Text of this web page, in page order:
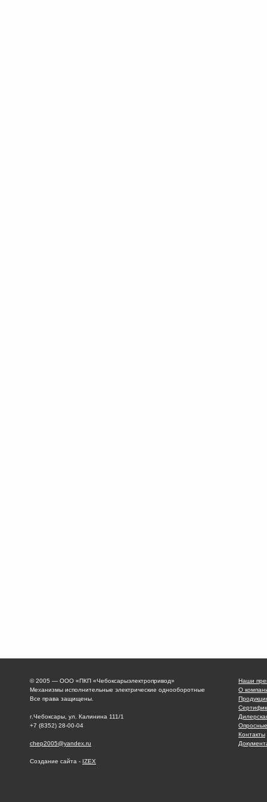
© 2005 — ООО «ПКП «Чебоксарыэлектропривод»
Механизмы исполнительные электрические однооборотные
Все права защищены.
г.Чебоксары, ул. Калинина 111/1
+7 (8352) 28-00-04
chep2005@yandex.ru
Создание сайта - IZEX
Наши
О
Контакты